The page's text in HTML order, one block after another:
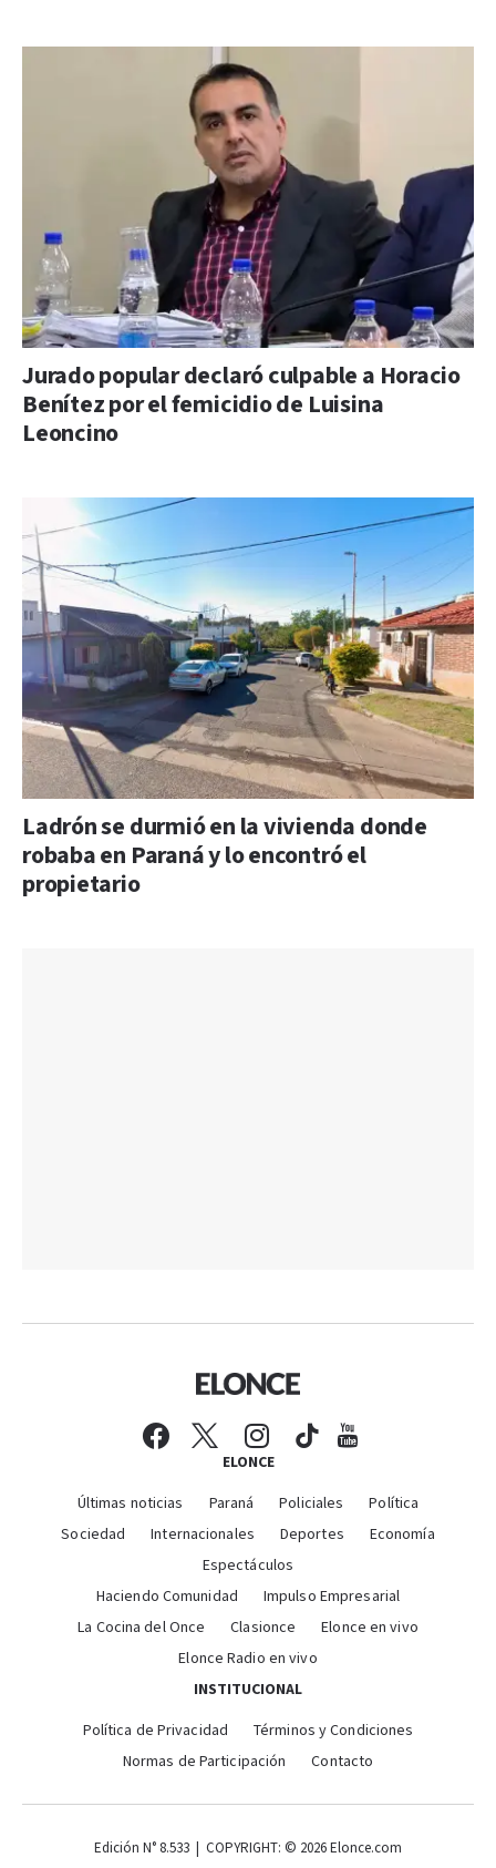
Jurado popular declaró culpable a Horacio
Benítez por el femicidio de Luisina
Leoncino
Ladrón se durmió en la vivienda donde
robaba en Paraná y lo encontró el
propietario
ELONCE
Últimas noticias Paraná Policiales
Política
Sociedad
Internacionales Deportes
Economía
Espectáculos
Haciendo Comunidad
Impulso Empresarial
La Cocina del Once
Clasionce
Elonce en vivo
Elonce Radio en vivo
INSTITUCIONAL
Política de Privacidad
Términos y Condiciones
Normas de Participación
Contacto
Edición N° 8.533 | COPYRIGHT: © 2026 Elonce.com